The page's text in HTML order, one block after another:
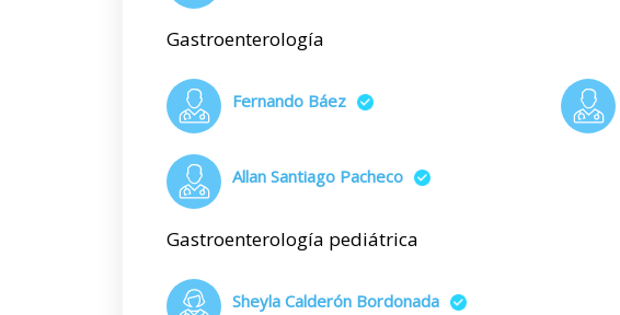
Gastroenterología
Fernando Báez
Allan Santiago Pacheco
Gastroenterología pediátrica
Sheyla Calderón Bordonada